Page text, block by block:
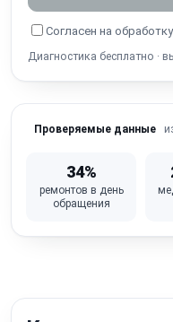
Собеседник не
Попадание воды /
Не работает
Согласен на обработку
Диагностика бесплатно ·
Проверяемые данные
34%
ремонтов в день
обращения